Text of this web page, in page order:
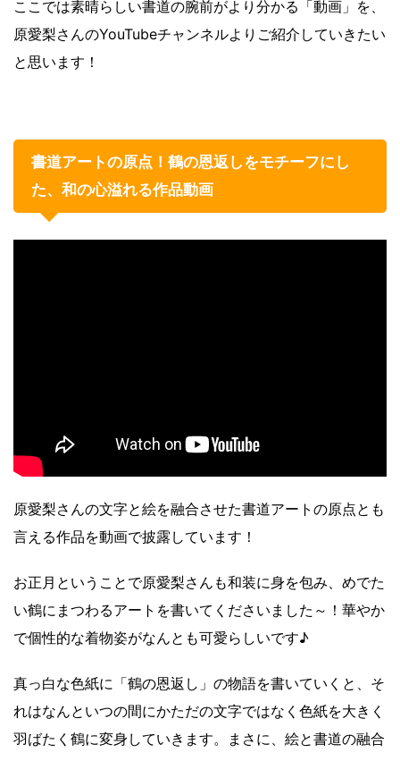
ここでは素晴らしい書道の腕前がより分かる「動画」を、
原愛梨さんのYouTubeチャンネルよりご紹介していきたい
と思います！
書道アートの原点！鶴の恩返しをモチーフにし
た、和の心溢れる作品動画
原愛梨さんの文字と絵を融合させた書道アートの原点とも
言える作品を動画で披露しています！
お正月ということで原愛梨さんも和装に身を包み、めでた
い鶴にまつわるアートを書いてくださいました～！華やか
で個性的な着物姿がなんとも可愛らしいです♪
真っ白な色紙に「鶴の恩返し」の物語を書いていくと、そ
れはなんといつの間にかただの文字ではなく色紙を大きく
羽ばたく鶴に変身していきます。まさに、絵と書道の融合